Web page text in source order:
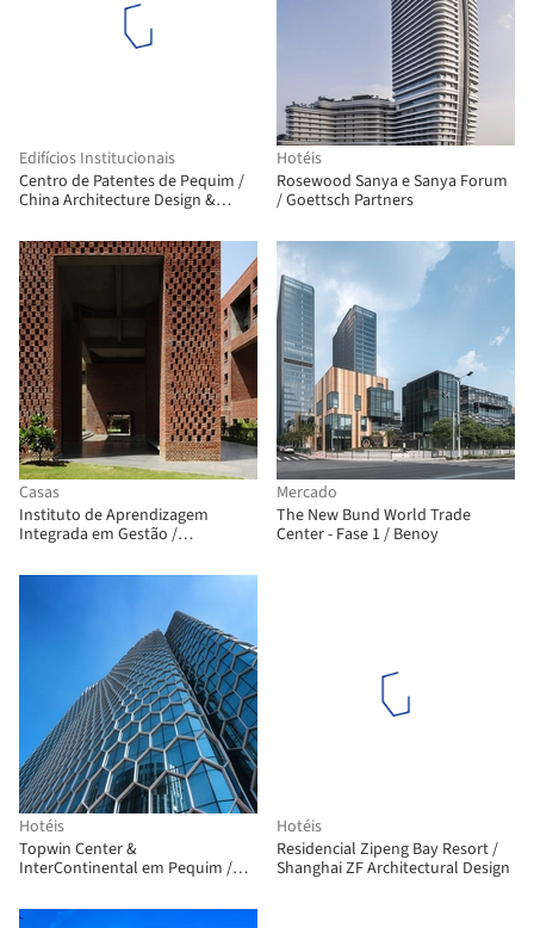
Edifícios Institucionais
Centro de Patentes de Pequim /
China Architecture Design &
Hotéis
Rosewood Sanya e Sanya Forum
/ Goettsch Partners
Casas
Instituto de Aprendizagem
Integrada em Gestão /
Mercado
The New Bund World Trade
Center - Fase 1 / Benoy
Hotéis
Topwin Center &
InterContinental em Pequim /
Hotéis
Residencial Zipeng Bay Resort /
Shanghai ZF Architectural Design